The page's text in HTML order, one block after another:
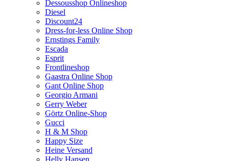
Dessousshop Onlineshop
Diesel
Discount24
Dress-for-less Online Shop
Ernstings Family
Escada
Esprit
Frontlineshop
Gaastra Online Shop
Gant Online Shop
Georgio Armani
Gerry Weber
Görtz Online-Shop
Gucci
H & M Shop
Happy Size
Heine Versand
Helly Hansen